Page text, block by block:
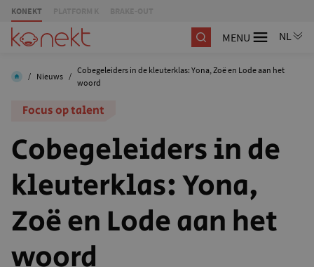
KONEKT
MENU
/ Nieuws /
Cobegeleiders in de kleuterklas: Yona, Zoë en Lode aan het
woord
Focus op talent
Cobegeleiders in de
kleuterklas: Yona,
Zoë en Lode aan het
woord